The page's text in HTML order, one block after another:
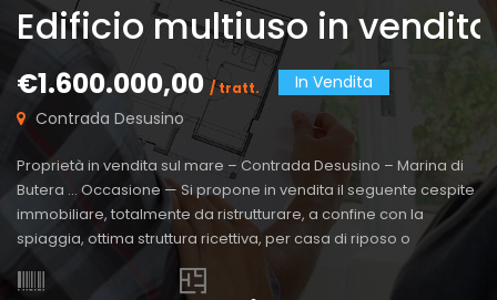
Edificio multiuso in
€1.600.000,00 / tratt.
In Vendita
Contrada Desusino
Proprietà in vendita sul mare – Contrada Desusino – Marina di
Butera … Occasione — Si propone in vendita il seguente cespite
immobiliare, totalmente da ristrutturare, a confine con la
spiaggia, ottima struttura ricettiva, per casa di riposo o
residence turistico.. . UBICAZIONE: Regione Sicilia Comune
Butera (CL) S. S. 115 Km 245,80 Gela-Licata C/da […]